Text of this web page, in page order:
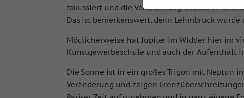
fokussiert und die Veränderung scheut. Er
Das ist bemerkenswert, denn Lehmbruck
Möglicherweise hat Jupiter im Widder hier im
Kunstgewerbeschule und auch der Aufenthalt
Die Sonne ist in ein großes Trigon mit Neptun
Veränderung und zeigen
Ihre
Wir verwenden Cookies
können verarbeitet werden
und Inhaltsmessung.
Datenschutzerklärung